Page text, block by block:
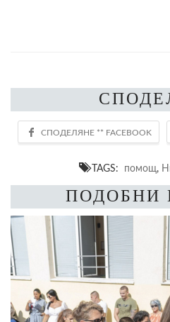
TAGS: помощ,
ПОДОБНИ